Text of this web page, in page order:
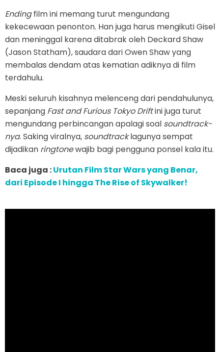
Endingfilm ini memang turut mengundang
kekecewaan penonton. Han juga harus mengikuti Gisel
dan meninggal karena ditabrak oleh Deckard Shaw
(Jason Statham), saudara dari Owen Shaw yang
membalas dendam atas kematian adiknya di film
terdahulu.
Meski seluruh kisahnya melenceng dari pendahulunya,
sepanjang Fast and Furious Tokyo Driftini juga turut
mengundang perbincangan apalagi soal soundtrack-
nya. Saking viralnya, soundtracklagunya sempat
dijadikan ringtonewajib bagi pengguna ponsel kala itu.
Baca juga :Urutan Film Star Wars yang Benar,
dari Episode I hingga The Rise of Skywalker!